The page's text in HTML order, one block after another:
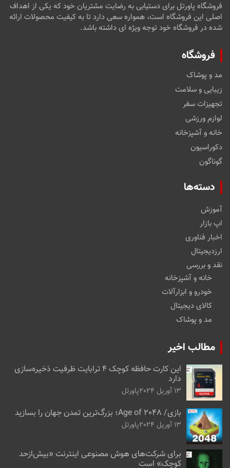
فروشگاه پاورتل برای دستیابی به رضایت مشتریان خود که یکی از اهداف
اصلی این فروشگاه است، همواره سعی دارد تا به کیفیت محصولات ارائه
شده در فروشگاه خود توجه ویژه ای داشته باشد.
فروشگاه
مد و پوشاک
زیبایی و سلامت
تجهیزات سفر
لوازم ورزشی
خانه و آشپزخانه
دکوراسیون
گوناگون
دسته‌ها
آموزش
اپ بازار
اخبار فناوری
ارزدیجیتال
نقد و بررسی
خانه و آشپزخانه
خودرو و ابزارآلات
کالای دیجیتال
مد و پوشاک
مطالب اخیر
این کارت حافظه کوچک ۴ ترابایت ظرفیت ذخیره‌سازی
دارد
13 آوریل 2024 پاورتل
بازی/ Age of 2048؛ بزرگ‌ترین تمدن جهان را بسازید
13 آوریل 2024 پاورتل
برای شرکت‌های هوش مصنوعی اینترنت «بیش‌از‌حد
کوچک» است